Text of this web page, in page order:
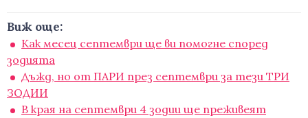
Виж още:
Как месец септември ще ви помогне според
зодията
Дъжд, но от ПАРИ през септември за тези ТРИ
ЗОДИИ
В края на септември 4 зодии ще преживеят